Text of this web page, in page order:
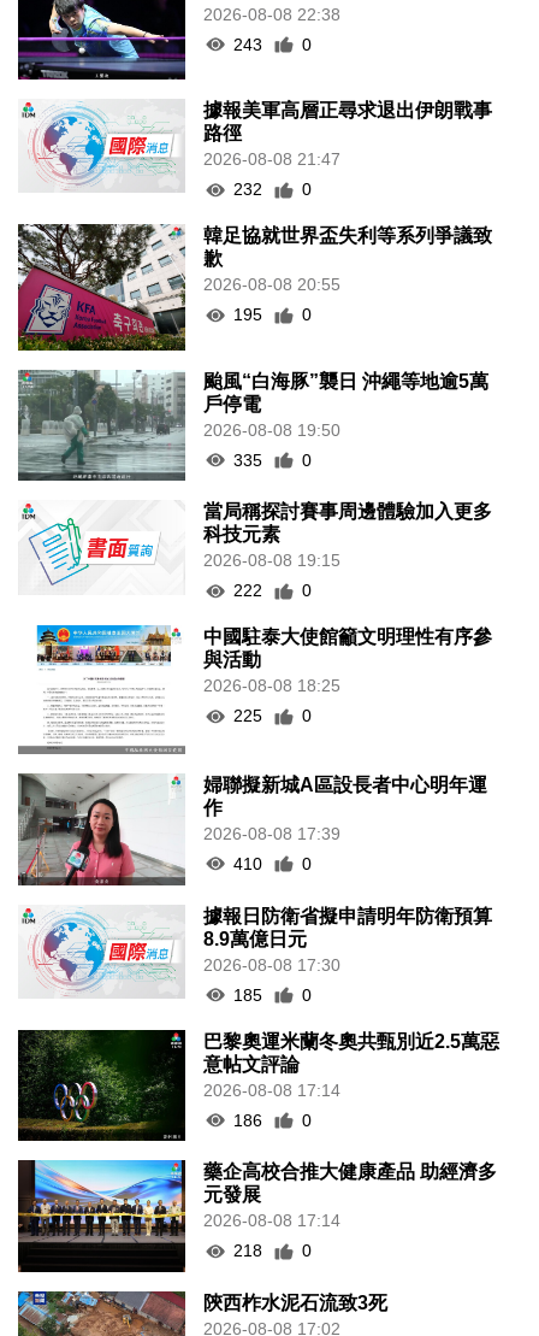
2026-08-08 22:38
243
0
據報美軍高層正尋求退出伊朗戰事
路徑
2026-08-08 21:47
232
0
韓足協就世界盃失利等系列爭議致
歉
2026-08-08 20:55
195
0
颱風“白海豚”襲日 沖繩等地逾5萬
戶停電
2026-08-08 19:50
335
0
當局稱探討賽事周邊體驗加入更多
科技元素
2026-08-08 19:15
222
0
中國駐泰大使館籲文明理性有序參
與活動
2026-08-08 18:25
225
0
婦聯擬新城A區設長者中心明年運
作
2026-08-08 17:39
410
0
據報日防衛省擬申請明年防衛預算
8.9萬億日元
2026-08-08 17:30
185
0
巴黎奧運米蘭冬奧共甄別近2.5萬惡
意帖文評論
2026-08-08 17:14
186
0
藥企高校合推大健康產品 助經濟多
元發展
2026-08-08 17:14
218
0
陝西柞水泥石流致3死
2026-08-08 17:02